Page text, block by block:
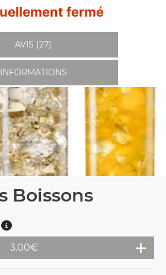
fermé
AVIS (27)
INFORMATIONS
Boissons
3.00€